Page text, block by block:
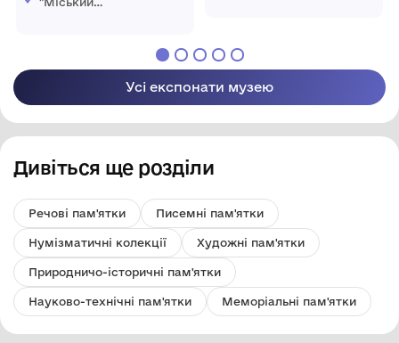
Усі експонати музею
Дивіться ще розділи
Речові пам'ятки Писемні пам'ятки
Нумізматичні колекції Художні пам'ятки
Природничо-історичні пам'ятки
Науково-технічні пам'ятки Меморіальні пам'ятки